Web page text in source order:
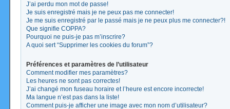
J’ai perdu mon mot de passe!
Je suis enregistré mais je ne peux pas me connecter!
Je me suis enregistré par le passé mais je ne peux plus me connecter?!
Que signifie COPPA?
Pourquoi ne puis-je pas m’inscrire?
A quoi sert “Supprimer les cookies du forum”?
Préférences et paramètres de l’utilisateur
Comment modifier mes paramètres?
Les heures ne sont pas correctes!
J’ai changé mon fuseau horaire et l’heure est encore incorrecte!
Ma langue n’est pas dans la liste!
Comment puis-je afficher une image avec mon nom d’utilisateur?